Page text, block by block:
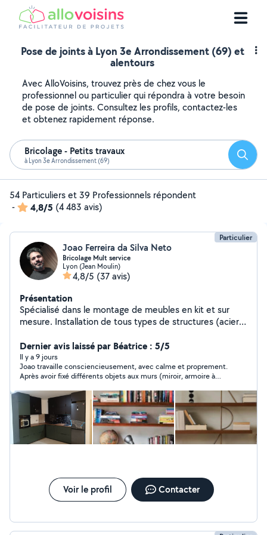
Pose de joints à Lyon 3e Arrondissement (69) et
alentours
Avec AlloVoisins, trouvez près de chez vous le
professionnel ou particulier qui répondra à votre besoin
de pose de joints. Consultez les profils, contactez-les
et obtenez rapidement réponse.
Bricolage - Petits travaux
à Lyon 3e Arrondissement (69)
54 Particuliers et 39 Professionnels répondent
-
4,8/5 (4 483 avis)
Particulier
Joao Ferreira da Silva Neto
Bricolage Mult service
Lyon (Jean Moulin)
4,8/5 (37 avis)
Présentation
Spécialisé dans le montage de meubles en kit et sur
mesure. Installation de tous types de structures (acier,
escaliers, mezzanines et fenêtres. Peinture et
rénovation intérieure, pose de revêtements de sol et
de carrelage.Toiture, couvertures, gouttières et solins,
réparation de fuites et d'infiltrations, petits travaux
d'électricité et de plomberie. Prix compétitifs et service
de qualité.Nous effectuons également des
déménagements et proposons une assistance pour les
déménagements.
Dernier avis laissé par Béatrice : 5/5
Il y a 9 jours
Joao travaille consciencieusement, avec calme et proprement.
Après avoir fixé différents objets aux murs (miroir, armoire à
escamotable qui était en kit, un travail complexe nécessitant
une journée de travail avec un résultat nickel. Merci Joao. Je le
recommande vivement
Voir le profil Contacter